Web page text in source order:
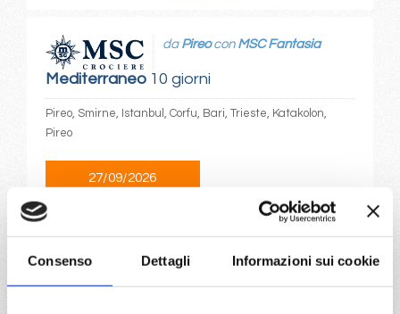
Consenso Dettagli Informazioni sui cookie
Mediterraneo10 giorni
da Pireocon MSC Fantasia
Pireo, Smirne, Istanbul, Corfu, Bari, Trieste, Katakolon,
Pireo
27/09/2026
a partire da
€ 1.117